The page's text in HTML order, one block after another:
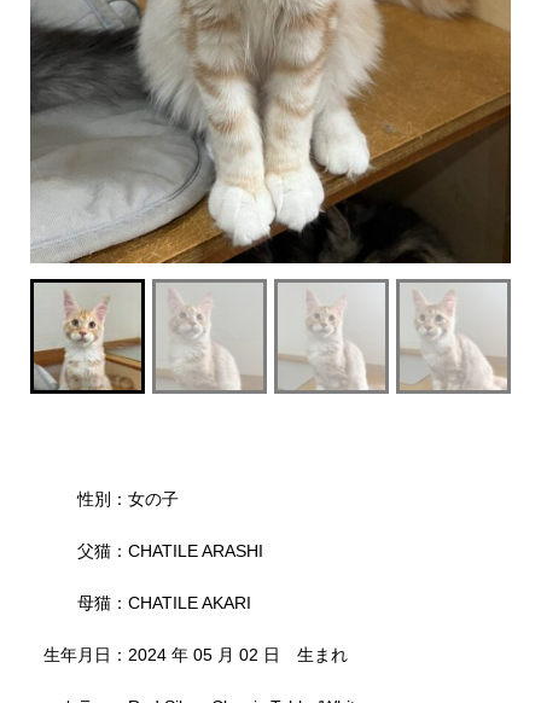
性別：女の子
父猫：CHATILE ARASHI
母猫：CHATILE AKARI
生年月日：2024 年 05 月 02 日 生まれ